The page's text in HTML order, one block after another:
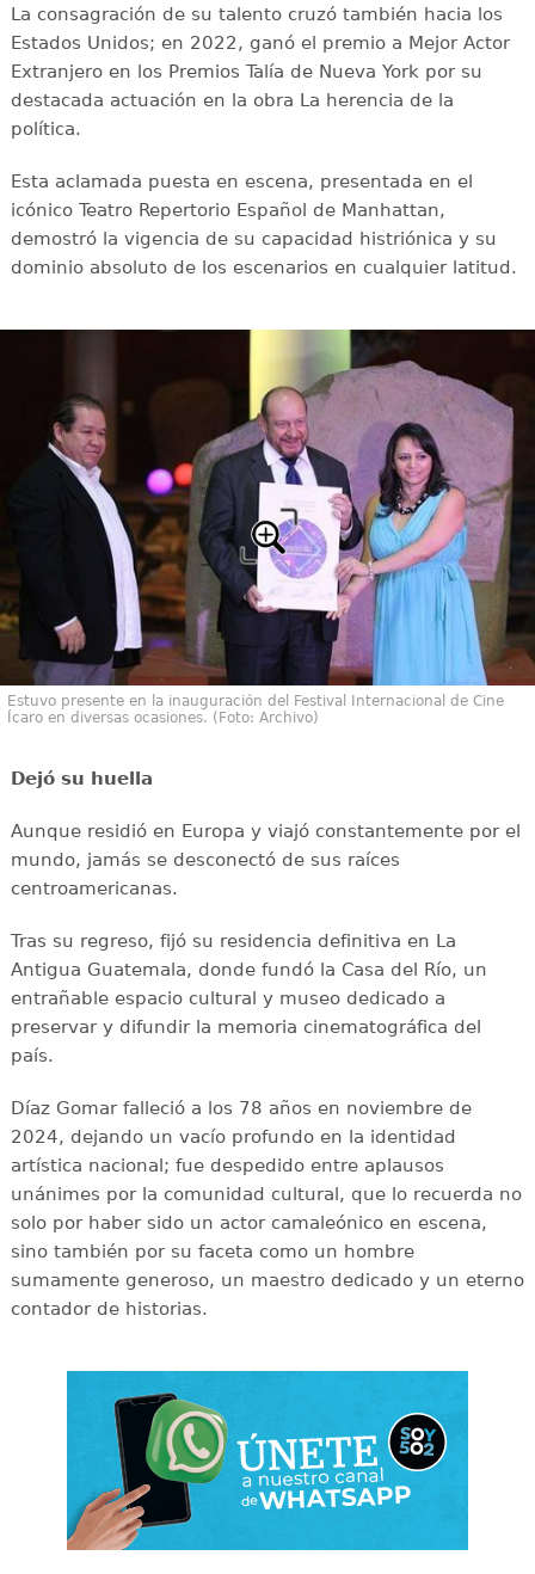
La consagración de su talento cruzó también hacia los
Estados Unidos; en 2022, ganó el premio a Mejor Actor
Extranjero en los Premios Talía de Nueva York por su
destacada actuación en la obra La herencia de la
política.
Esta aclamada puesta en escena, presentada en el
icónico Teatro Repertorio Español de Manhattan,
demostró la vigencia de su capacidad histriónica y su
dominio absoluto de los escenarios en cualquier latitud.
Estuvo presente en la inauguración del Festival Internacional de Cine
Ícaro en diversas ocasiones. (Foto: Archivo)
Dejó su huella
Aunque residió en Europa y viajó constantemente por el
mundo, jamás se desconectó de sus raíces
centroamericanas.
Tras su regreso, fijó su residencia definitiva en La
Antigua Guatemala, donde fundó la Casa del Río, un
entrañable espacio cultural y museo dedicado a
preservar y difundir la memoria cinematográfica del
país.
Díaz Gomar falleció a los 78 años en noviembre de
2024, dejando un vacío profundo en la identidad
artística nacional; fue despedido entre aplausos
unánimes por la comunidad cultural, que lo recuerda no
solo por haber sido un actor camaleónico en escena,
sino también por su faceta como un hombre
sumamente generoso, un maestro dedicado y un eterno
contador de historias.